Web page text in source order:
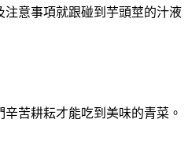
意事項就跟碰到芋頭莖的汁液
苦耕耘才能吃到美味的青菜。